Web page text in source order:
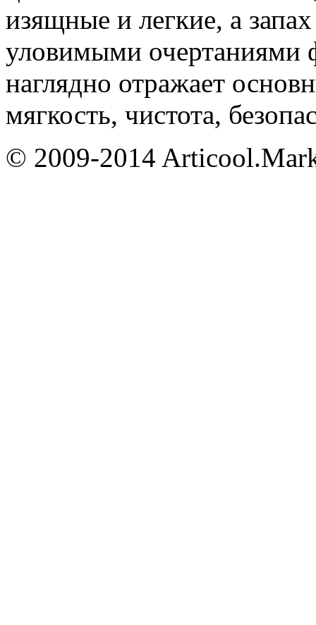
изящные и легкие, а запах
уловимыми очертаниями
наглядно отражает
мягкость, чистота,
© 2009-2014